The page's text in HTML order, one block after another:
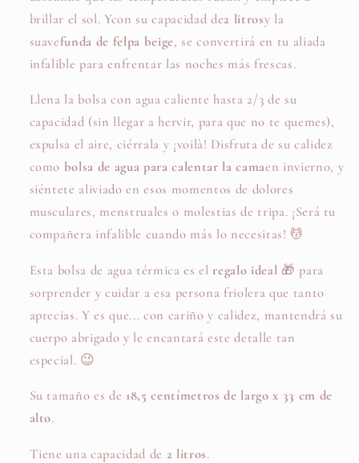
brillar el sol. Ycon su capacidad de2 litrosy la
suavefunda de felpa beige, se convertirá en tu aliada
infalible para enfrentar las noches más frescas.
Llena la bolsa con agua caliente hasta 2/3 de su
capacidad (sin llegar a hervir, para que no te quemes),
expulsa el aire, ciérrala y ¡voilà! Disfruta de su calidez
como bolsa de agua para calentar la camaen invierno, y
siéntete aliviado en esos momentos de dolores
musculares, menstruales o molestias de tripa. ¡Será tu
compañera infalible cuando más lo necesitas! 💆
Esta bolsa de agua térmica es el regalo ideal 🎁 para
sorprender y cuidar a esa persona friolera que tanto
aprecias. Y es que... con cariño y calidez, mantendrá su
cuerpo abrigado y le encantará este detalle tan
especial. 😉
Su tamaño es de 18,5 centímetros de largo x 33 cm de
alto.
Tiene una capacidad de 2 litros.